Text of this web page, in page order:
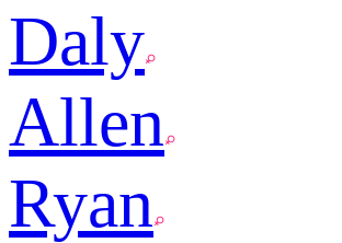
Daly
Allen
Ryan